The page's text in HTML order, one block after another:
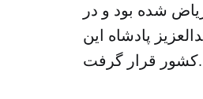
شده بود و در
پادشاه این
کشور قرار گرفت.